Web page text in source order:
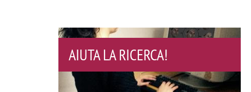
ORDINE DEGLI PSICOLOGI
DELLA LOMBARDIA